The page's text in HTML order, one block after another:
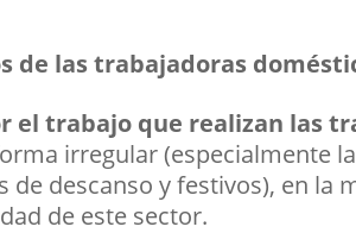
de las trabajadoras
el trabajo que realizan las
irregular (especialmente
descanso y festivos), en la
de este sector.